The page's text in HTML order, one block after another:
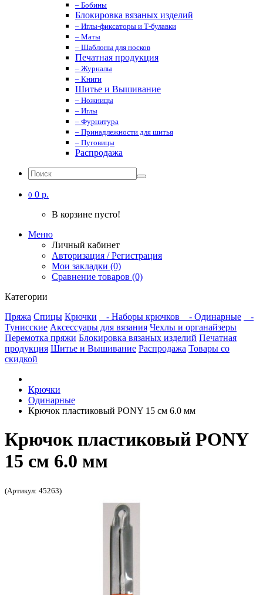
– Бобины
Блокировка вязаных изделий
– Иглы-фиксаторы и Т-булавки
– Маты
– Шаблоны для носков
Печатная продукция
– Журналы
– Книги
Шитье и Вышивание
– Ножницы
– Иглы
– Фурнитура
– Принадлежности для шитья
– Пуговицы
Распродажа
0 0 р.
В корзине пусто!
Меню
Личный кабинет
Авторизация / Регистрация
Мои закладки (0)
Сравнение товаров (0)
Категории
Пряжа Спицы Крючки - Наборы крючков - Одинарные
-
Тунисские Аксессуары для вязания Чехлы и органайзеры
Перемотка пряжи Блокировка вязаных изделий Печатная
продукция Шитье и Вышивание Распродажа Товары со
скидкой
Крючки
Одинарные
Крючок пластиковый PONY 15 см 6.0 мм
Крючок пластиковый PONY
15 см 6.0 мм
(Артикул: 45263)